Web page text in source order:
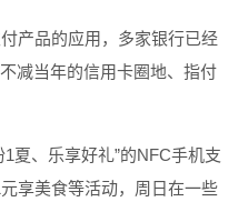
产品的应用，多家银行已经
减当年的信用卡圈地、指付
夏、乐享好礼”的NFC手机支
享美食等活动，周日在一些